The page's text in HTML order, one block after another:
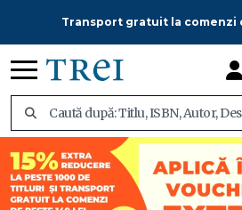
Transport gratuit la comenzi